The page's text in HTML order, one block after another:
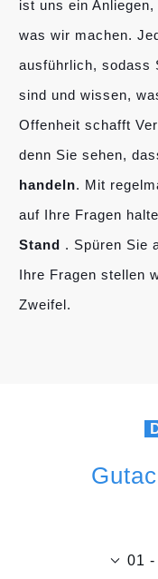
ist uns ein
was wir machen.
ausführlich, sodass
sind und wissen,
Offenheit schafft
denn Sie sehen,
handeln. Mit
auf Ihre Fragen
Stand . Spüren Sie
Ihre Fragen stellen
Zweifel.
01 -